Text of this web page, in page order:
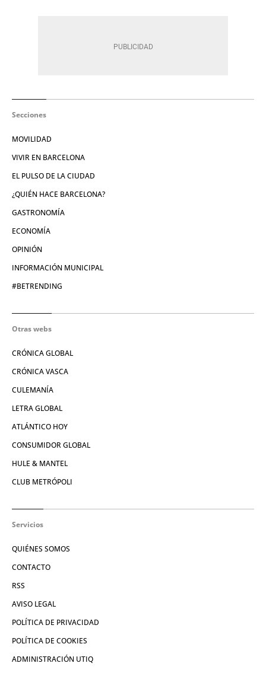
Secciones
MOVILIDAD
VIVIR EN BARCELONA
EL PULSO DE LA CIUDAD
¿QUIÉN HACE BARCELONA?
GASTRONOMÍA
ECONOMÍA
OPINIÓN
INFORMACIÓN MUNICIPAL
#BETRENDING
Otras webs
CRÓNICA GLOBAL
CRÓNICA VASCA
CULEMANÍA
LETRA GLOBAL
ATLÁNTICO HOY
CONSUMIDOR GLOBAL
HULE & MANTEL
CLUB METRÓPOLI
Servicios
QUIÉNES SOMOS
CONTACTO
RSS
AVISO LEGAL
POLÍTICA DE PRIVACIDAD
POLÍTICA DE COOKIES
ADMINISTRACIÓN UTIQ